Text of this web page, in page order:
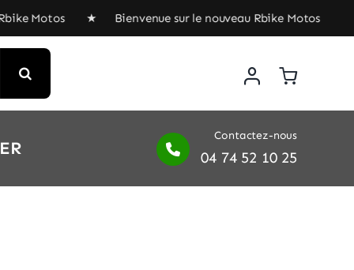
Motos ★ Bienvenue sur le nouveau Rbike Motos ★
Contactez-nous
04 74 52 10 25